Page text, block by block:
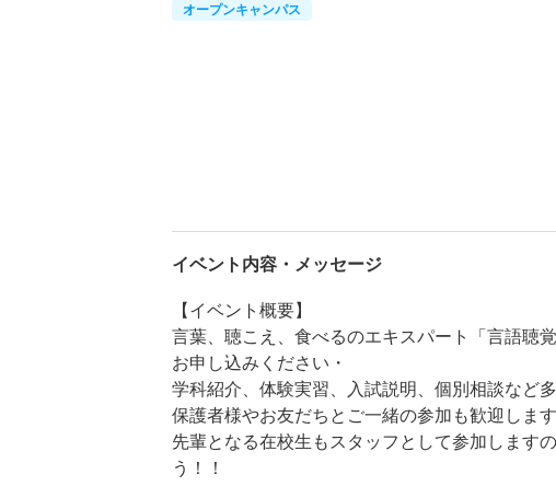
オープンキャンパス
イベント内容・メッセージ
【イベント概要】
言葉、聴こえ、食べるのエキスパート「言語聴
お申し込みください・
学科紹介、体験実習、入試説明、個別相談など
保護者様やお友だちとご一緒の参加も歓迎します
先輩となる在校生もスタッフとして参加します
う！！